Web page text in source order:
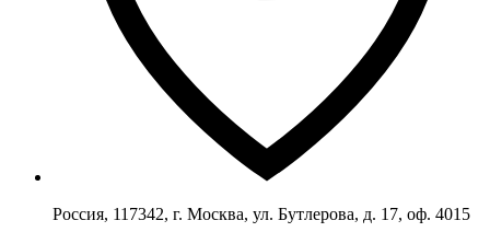
Россия, 117342, г. Москва, ул. Бутлерова, д. 17, оф. 4015